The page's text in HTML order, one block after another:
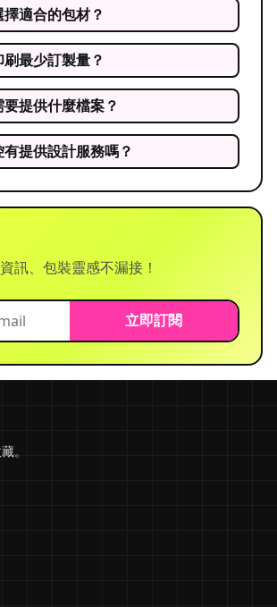
適合的包材？
最少訂製量？
提供什麼檔案？
提供設計服務嗎？
訊、包裝靈感不漏接！
立即訂閱
。